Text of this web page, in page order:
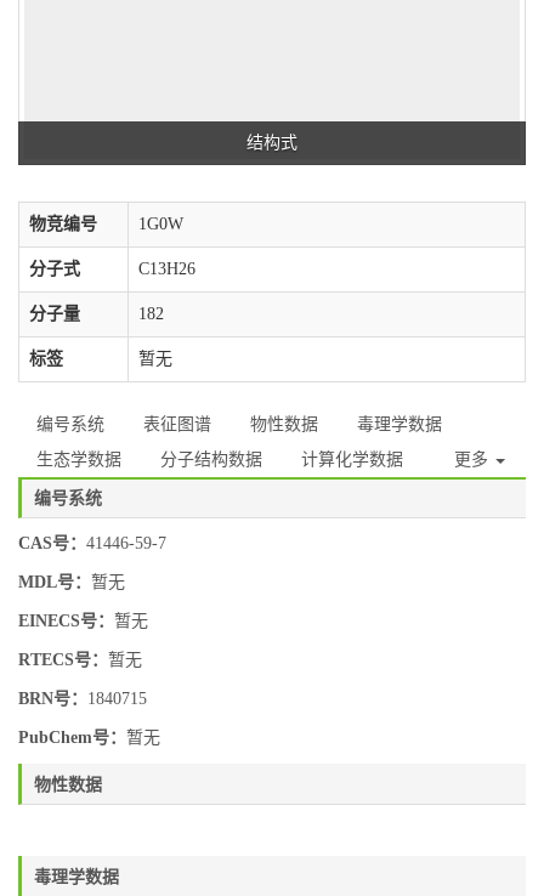
结构式
物竞编号 1G0W
分子式 C13H26
分子量 182
标签 暂无
编号系统 表征图谱 物性数据
毒理学数据
生态学数据
分子结构数据 计算化学数据 更多
编号系统
CAS号： 41446-59-7
MDL号： 暂无
EINECS号： 暂无
RTECS号： 暂无
BRN号： 1840715
PubChem号： 暂无
物性数据
毒理学数据